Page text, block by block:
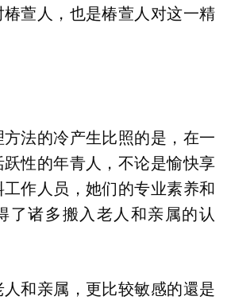
萱人，也是椿萱人对这一精
法的冷产生比照的是，在一
性的年青人，不论是愉快享
作人员，她们的专业素养和
了诸多搬入老人和亲属的认
和亲属，更比较敏感的還是